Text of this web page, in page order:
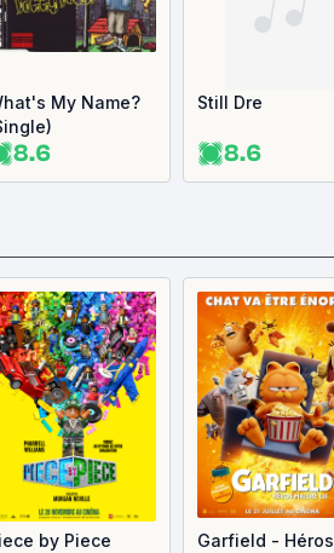
My Name?
8.6
Still Dre
8.6
by Piece
Garfield - Héros